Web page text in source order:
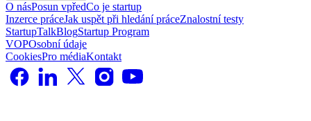
O násPosun vpředCo je startup
Inzerce práceJak uspět při hledání práceZnalostní testy
StartupTalkBlogStartup Program
VOPOsobní údaje
CookiesPro médiaKontakt